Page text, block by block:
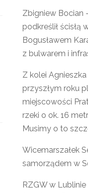
Zbigniew Bocian
podkreślił ścisłą
Bogusławem
z bulwarem i
Z kolei
przyszłym roku
miejscowości
rzeki o ok. 16
Musimy o to
Wicemarszałek
samorządem w
RZGW w Lublinie